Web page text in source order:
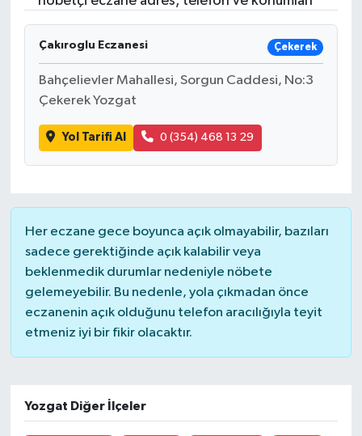
Çakıroglu Eczanesi Çekerek
Bahçelievler Mahallesi, Sorgun Caddesi, No:3
Çekerek Yozgat
Yol Tarifi Al 0 (354) 468 13 29
Her eczane gece boyunca açık olmayabilir, bazıları
sadece gerektiğinde açık kalabilir veya
beklenmedik durumlar nedeniyle nöbete
gelemeyebilir. Bu nedenle, yola çıkmadan önce
eczanenin açık olduğunu telefon aracılığıyla teyit
etmeniz iyi bir fikir olacaktır.
Yozgat Diğer İlçeler
Resmi İlanlar